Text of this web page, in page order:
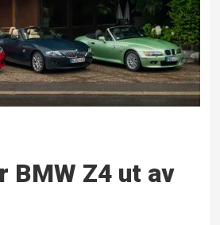
BMW Z4 ut av